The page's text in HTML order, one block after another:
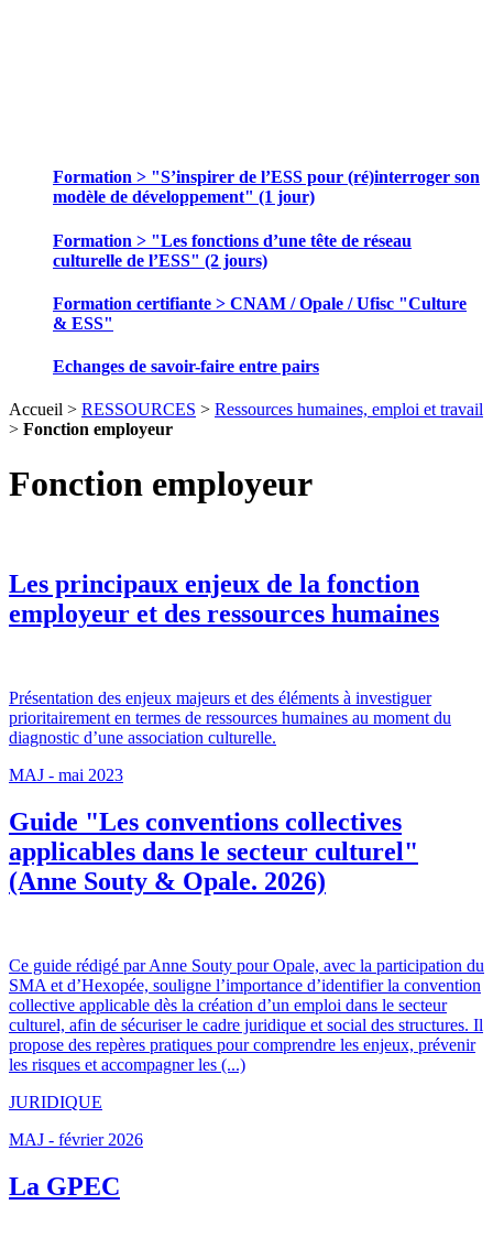
Formation > "S’inspirer de l’ESS pour (ré)interroger son
modèle de développement" (1 jour)
Formation > "Les fonctions d’une tête de réseau
culturelle de l’ESS" (2 jours)
Formation certifiante > CNAM / Opale / Ufisc "Culture
& ESS"
Echanges de savoir-faire entre pairs
Accueil > RESSOURCES > Ressources humaines, emploi et travail
> Fonction employeur
Fonction employeur
Les principaux enjeux de la fonction
employeur et des ressources humaines
Présentation des enjeux majeurs et des éléments à investiguer
prioritairement en termes de ressources humaines au moment du
diagnostic d’une association culturelle.
MAJ - mai 2023
Guide "Les conventions collectives
applicables dans le secteur culturel"
(Anne Souty & Opale. 2026)
Ce guide rédigé par Anne Souty pour Opale, avec la participation du
SMA et d’Hexopée, souligne l’importance d’identifier la convention
collective applicable dès la création d’un emploi dans le secteur
culturel, afin de sécuriser le cadre juridique et social des structures. Il
propose des repères pratiques pour comprendre les enjeux, prévenir
les risques et accompagner les (...)
JURIDIQUE
MAJ - février 2026
La GPEC